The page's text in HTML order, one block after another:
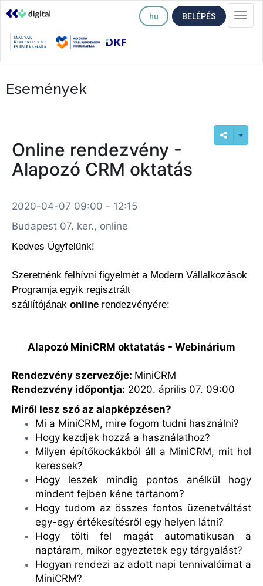
hu BELÉPÉS
Események
Online rendezvény -
Alapozó CRM oktatás
2020-04-07 09:00 - 12:15
Budapest 07. ker., online
Kedves Ügyfelünk!
Szeretnénk felhívni figyelmét a Modern Vállalkozások
Programja egyik regisztrált
szállítójának online rendezvényére:
Alapozó MiniCRM oktatatás - Webinárium
Rendezvény szervezője: MiniCRM
Rendezvény időpontja: 2020. április 07. 09:00
Miről lesz szó az alapképzésen?
Mi a MiniCRM, mire fogom tudni használni?
Hogy kezdjek hozzá a használathoz?
Milyen építőkockákból áll a MiniCRM, mit hol
keressek?
Hogy leszek mindig pontos anélkül hogy
mindent fejben kéne tartanom?
Hogy tudom az összes fontos üzenetváltást
egy-egy értékesítésről egy helyen látni?
Hogy tölti fel magát automatikusan a
naptáram, mikor egyeztetek egy tárgyalást?
Hogyan rendezi az adott napi tennivalóimat a
MiniCRM?